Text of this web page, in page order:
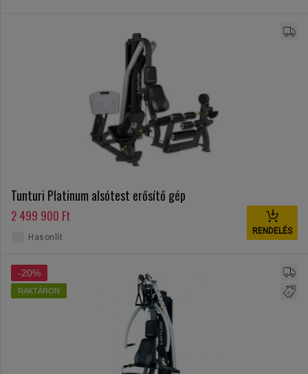
Tunturi Platinum alsótest erősítő gép
2 499 900 Ft
RENDELÉS
Hasonlít
-20%
RAKTÁRON